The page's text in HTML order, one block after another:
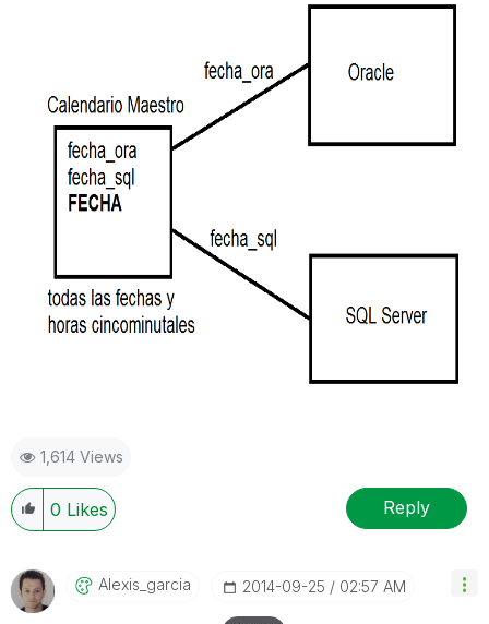
1,614 Views
0 Likes Reply
Alexis_garcia ‎2014-09-25 02:57 AM